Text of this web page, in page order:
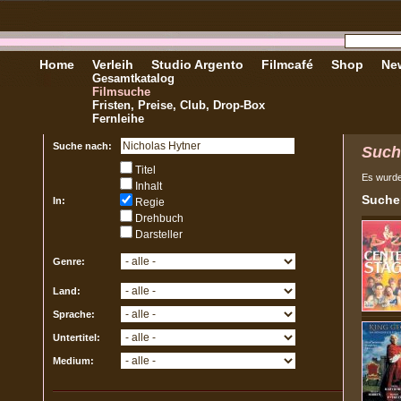
Home Verleih
Gesamtkatalog
Filmsuche
Fristen, Preise, Club, Drop-Box
Fernleihe
Studio Argento Filmcafé Shop
Suche nach:
In:
Titel
Inhalt
Regie
Drehbuch
Darsteller
Genre:
Land:
Sprache:
Untertitel:
Medium:
Es